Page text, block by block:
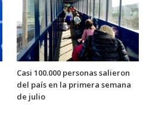
Casi 100.000 personas salieron
del país en la primera semana
de julio